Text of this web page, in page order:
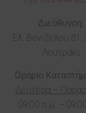
Διεύθυνση:
Ελ. Βενιζέλου 81,
Λουτράκι
Ωράριο
Δευτέρα –
09:00 π.μ. – 09:00